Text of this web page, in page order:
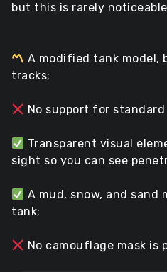
but this is rarely
A modified tank model,
tracks;
No support for
Transparent visual
sight so you can see
A mud, snow, and sand
tank;
No camouflage mask is